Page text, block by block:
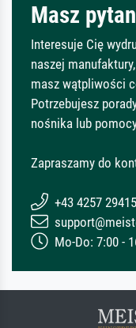
Masz
Interesuje Cię
naszej
masz wątpliwości
Potrzebujesz
nośnika lub
Zapraszamy do
+43 4257 29415
Mo-Do: 7:00 -